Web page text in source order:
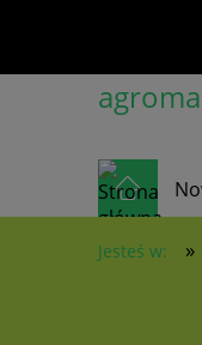
Jesteś w: »